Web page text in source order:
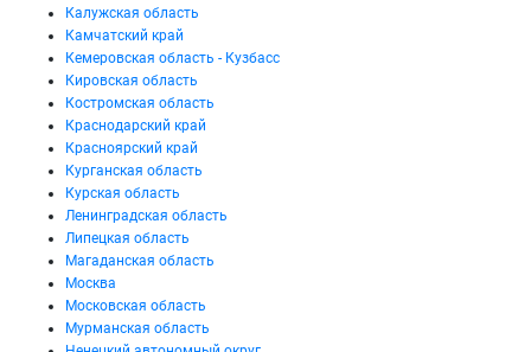
Калужская область
Камчатский край
Кемеровская область - Кузбасс
Кировская область
Костромская область
Краснодарский край
Красноярский край
Курганская область
Курская область
Ленинградская область
Липецкая область
Магаданская область
Москва
Московская область
Мурманская область